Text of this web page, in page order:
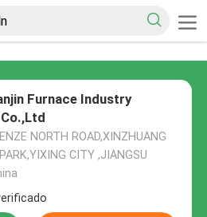
Furnace Industry
NORTH ROAD,XINZHUANG
CITY ,JIANGSU